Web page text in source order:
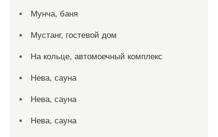
Мунча, баня
Мустанг, гостевой дом
На кольце, автомоечный комплекс
Нева, сауна
Нева, сауна
Нева, сауна